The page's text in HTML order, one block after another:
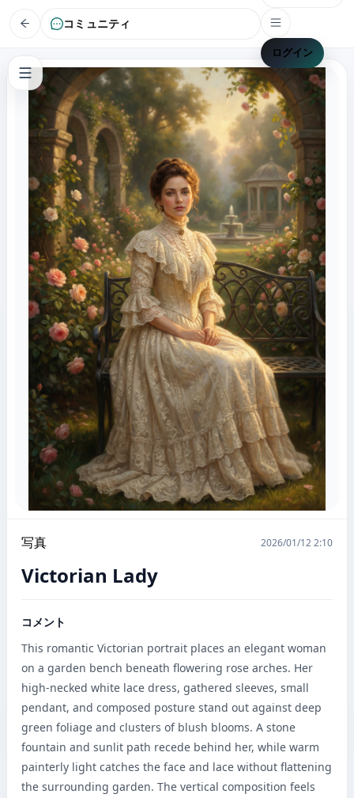
コミュニティ
ログイン
写真 2026/01/12 2:10
Victorian Lady
コメント
This romantic Victorian portrait places an elegant woman
on a garden bench beneath flowering rose arches. Her
high-necked white lace dress, gathered sleeves, small
pendant, and composed posture stand out against deep
green foliage and clusters of blush blooms. A stone
fountain and sunlit path recede behind her, while warm
painterly light catches the face and lace without flattening
the surrounding garden. The vertical composition feels